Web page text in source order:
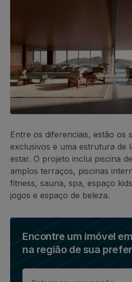
Entre os diferenciais, estão os
exclusivos e uma estrutura de
estar. O projeto inclui piscina
amplos terraços, piscinas
fitness, sauna, spa, espaço
jogos e espaço de beleza.
Encontre um imóvel
na região de sua